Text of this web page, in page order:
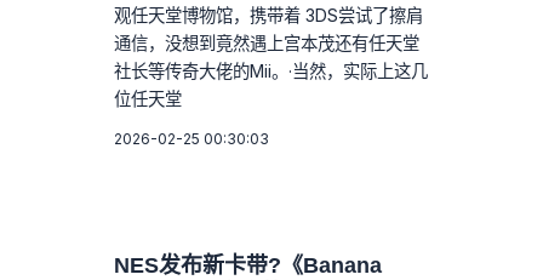
观任天堂博物馆，携带着 3DS尝试了擦肩
通信，没想到竟然遇上宫本茂还有任天堂
社长等传奇大佬的Mii。·当然，实际上这几
位任天堂
2026-02-25 00:30:03
NES发布新卡带?《Banana